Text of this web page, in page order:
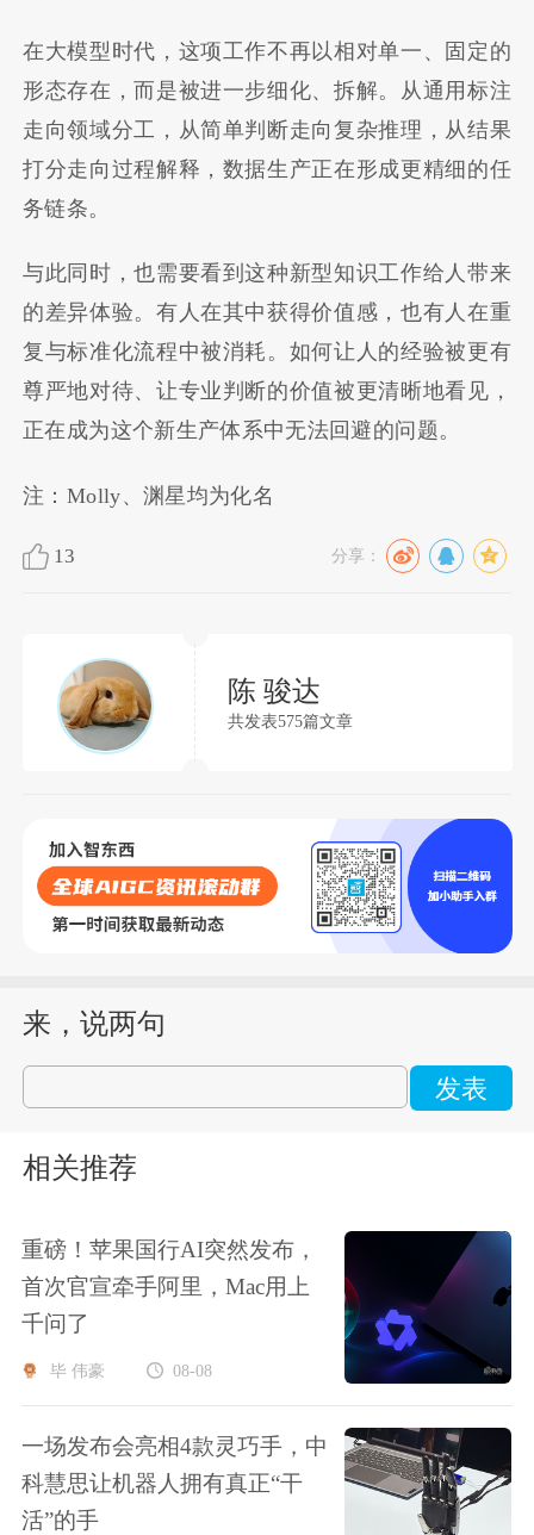
在大模型时代，这项工作不再以相对单一、固定的
形态存在，而是被进一步细化、拆解。从通用标注
走向领域分工，从简单判断走向复杂推理，从结果
打分走向过程解释，数据生产正在形成更精细的任
务链条。
与此同时，也需要看到这种新型知识工作给人带来
的差异体验。有人在其中获得价值感，也有人在重
复与标准化流程中被消耗。如何让人的经验被更有
尊严地对待、让专业判断的价值被更清晰地看见，
正在成为这个新生产体系中无法回避的问题。
注：Molly、渊星均为化名
13 分享：
陈 骏达
共发表575篇文章
来，说两句
发表
相关推荐
重磅！苹果国行AI突然发布，
首次官宣牵手阿里，Mac用上
千问了
毕 伟豪 08-08
一场发布会亮相4款灵巧手，中
科慧思让机器人拥有真正“干
活”的手